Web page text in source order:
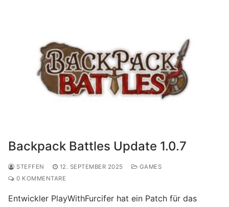
Backpack Battles Update 1.0.7
STEFFEN 12. SEPTEMBER 2025
GAMES
0 KOMMENTARE
Entwickler PlayWithFurcifer hat ein Patch für das